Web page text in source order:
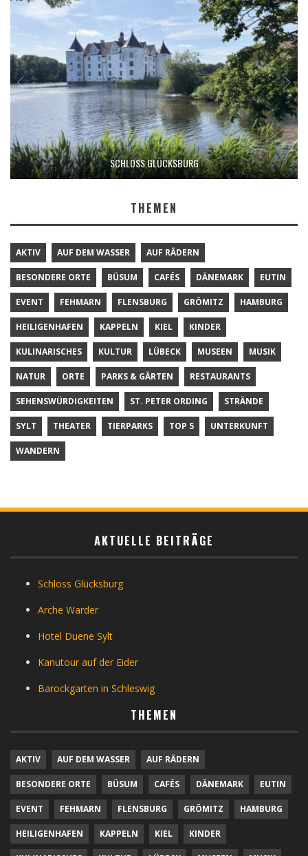
SCHLOSS GLÜCKSBURG
THEMEN
AKTIV AUF DEM WASSER AUF RÄDERN
BESONDERE ORTE BÜSUM CAFÉS DÄNEMARK EUTIN
EVENT FEHMARN FLENSBURG GRÖMITZ HAMBURG
HEILIGENHAFEN KAPPELN KIEL KINDER
KULINARISCHES KULTUR LÜBECK MUSEEN MUSIK
NATUR ORTE PARKS & GÄRTEN RESTAURANTS
SEHENSWÜRDIGKEITEN ST. PETER ORDING STRÄNDE
SYLT THEATER TIERPARKS TOP 5 UNTERKUNFT
WANDERN
AKTUELLE BEITRÄGE
Schloss Glücksburg
Arche Warder
Hotel Duene Sylt
Kanutour auf der Eider
Barockgarten in Schleswig
THEMEN
AKTIV AUF DEM WASSER AUF RÄDERN
BESONDERE ORTE BÜSUM CAFÉS DÄNEMARK EUTIN
EVENT FEHMARN FLENSBURG GRÖMITZ HAMBURG
HEILIGENHAFEN KAPPELN KIEL KINDER